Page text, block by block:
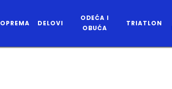
OPREMA DELOVI
ODEĆA I
OBUĆA
TRIATLON